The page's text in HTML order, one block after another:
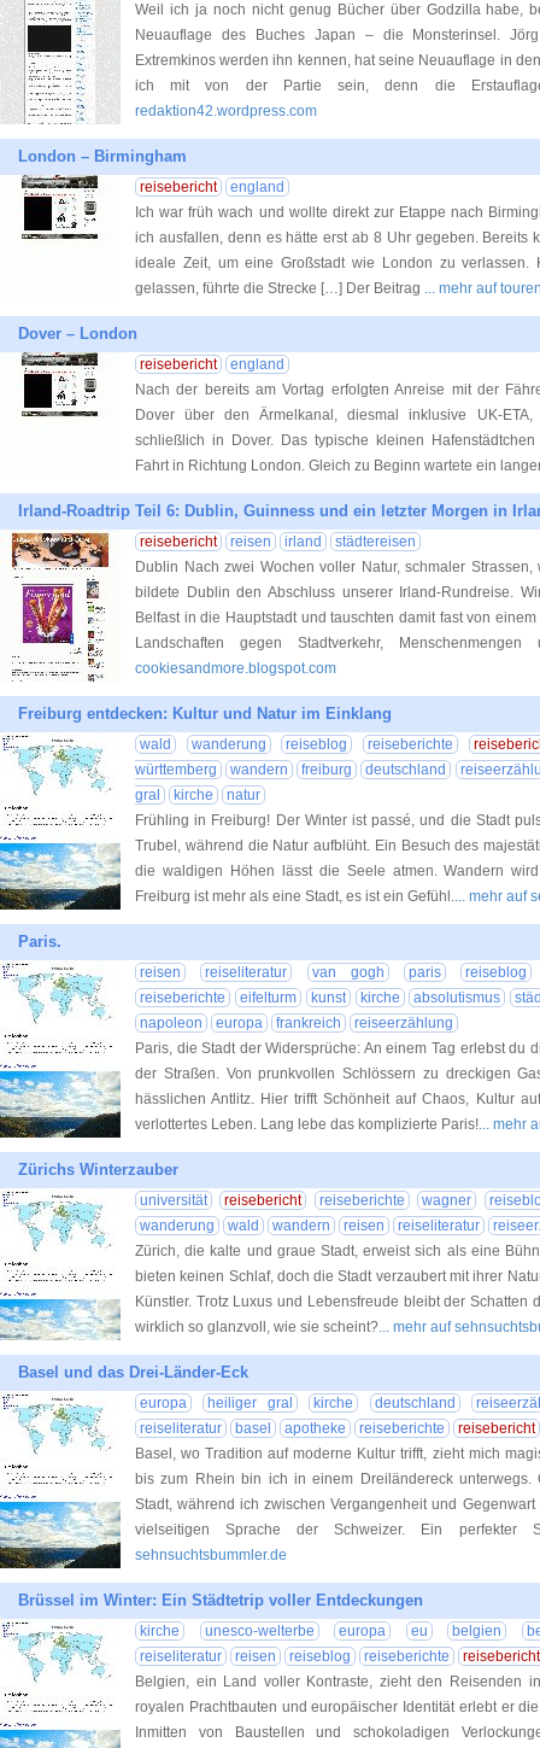
Weil ich ja noch nicht genug Bücher über Godzilla habe,
Neuauflage des Buches Japan – die Monsterinsel.
Extremkinos werden ihn kennen, hat seine Neuauflage in
ich mit von der Partie sein, denn die
redaktion42.wordpress.com
London – Birmingham
reisebericht
england
Ich war früh wach und wollte direkt zur Etappe nach
ich ausfallen, denn es hätte erst ab 8 Uhr gegeben. Bereits
ideale Zeit, um eine Großstadt wie London zu
gelassen, führte die Strecke […] Der Beitrag ... mehr auf
Dover – London
reisebericht
england
Nach der bereits am Vortag erfolgten Anreise mit der
Dover über den Ärmelkanal, diesmal inklusive UK-
schließlich in Dover. Das typische kleinen
Fahrt in Richtung London. Gleich zu Beginn wartete ein
Irland-Roadtrip Teil 6: Dublin, Guinness und ein letzter Morgen in
reisebericht reisen irland
städtereisen
Dublin Nach zwei Wochen voller Natur, schmaler
bildete Dublin den Abschluss unserer Irland-Rundreise.
Belfast in die Hauptstadt und tauschten damit fast von
Landschaften gegen Stadtverkehr,
cookiesandmore.blogspot.com
Freiburg entdecken: Kultur und Natur im Einklang
wald wanderung reiseblog reiseberichte
württemberg
wandern freiburg deutschland
gral
kirche
natur
Frühling in Freiburg! Der Winter ist passé, und die Stadt
Trubel, während die Natur aufblüht. Ein Besuch des
die waldigen Höhen lässt die Seele atmen. Wandern
Freiburg ist mehr als eine Stadt, es ist ein Gefühl.... mehr auf
Paris.
reisen reiseliteratur van gogh paris
reiseblog
reiseberichte
eifelturm kunst kirche absolutismus
napoleon
europa frankreich
reiseerzählung
Paris, die Stadt der Widersprüche: An einem Tag erlebst du
der Straßen. Von prunkvollen Schlössern zu dreckigen
hässlichen Antlitz. Hier trifft Schönheit auf Chaos, Kultur
verlottertes Leben. Lang lebe das komplizierte Paris!... mehr
Zürichs Winterzauber
universität reisebericht reiseberichte wagner
wanderung
wald wandern reisen reiseliteratur
Zürich, die kalte und graue Stadt, erweist sich als eine
bieten keinen Schlaf, doch die Stadt verzaubert mit ihrer
Künstler. Trotz Luxus und Lebensfreude bleibt der Schatten
wirklich so glanzvoll, wie sie scheint?... mehr auf
Basel und das Drei-Länder-Eck
europa heiliger gral kirche deutschland
reiseliteratur
basel apotheke reiseberichte
reisebericht
Basel, wo Tradition auf moderne Kultur trifft, zieht mich
bis zum Rhein bin ich in einem Dreiländereck unterwegs.
Stadt, während ich zwischen Vergangenheit und
vielseitigen Sprache der Schweizer. Ein perfekter
sehnsuchtsbummler.de
Brüssel im Winter: Ein Städtetrip voller Entdeckungen
kirche unesco-welterbe europa eu belgien
reiseliteratur
reisen reiseblog reiseberichte
reisebericht
Belgien, ein Land voller Kontraste, zieht den Reisenden
royalen Prachtbauten und europäischer Identität erlebt er
Inmitten von Baustellen und schokoladigen